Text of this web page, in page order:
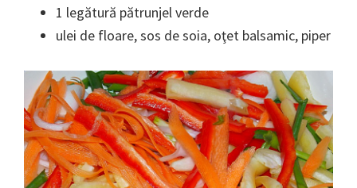
1 legătură pătrunjel verde
ulei de floare, sos de soia, oţet balsamic, piper